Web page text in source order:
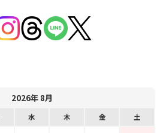
2026年 8月
水 木 金
土